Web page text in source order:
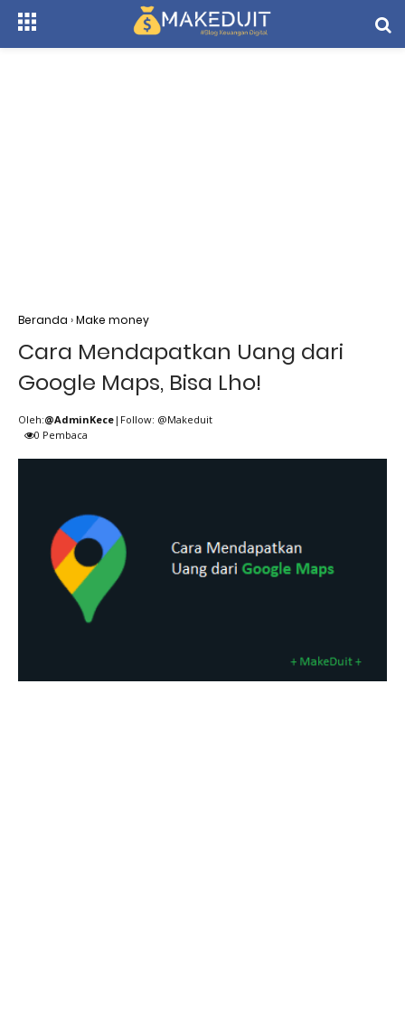
Beranda ›Make money
Cara Mendapatkan Uang dari
Google Maps, Bisa Lho!
Oleh:@AdminKece |Follow: @Makeduit
0 Pembaca